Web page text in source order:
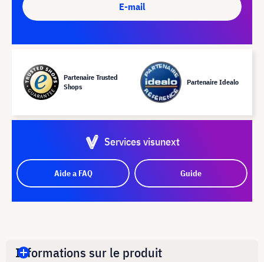
E-mail
Partenaire Trusted
Shops
Partenaire Idealo
Services visunext
Aide a FAQ Guide
Informations sur le produit